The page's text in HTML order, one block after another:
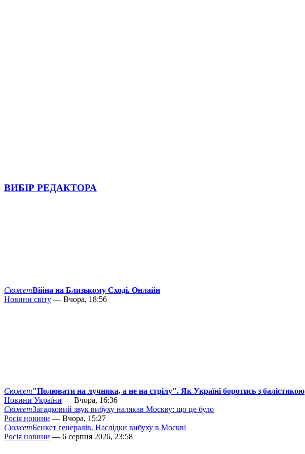
ВИБІР РЕДАКТОРА
СюжетВійна на Близькому Сході. Онлайн
Новини світу — Вчора, 18:56
Сюжет"Полювати на лучника, а не на стрілу". Як Україні боротись з балістикою
Новини України — Вчора, 16:36
СюжетЗагадковий звук вибуху налякав Москву: що це було
Росія новини — Вчора, 15:27
СюжетБенкет генералів. Наслідки вибуху в Москві
Росія новини — 6 серпня 2026, 23:58